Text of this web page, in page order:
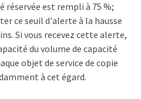
réservée est rempli à 75 %;
ce seuil d'alerte à la hausse
Si vous recevez cette alerte,
du volume de capacité
objet de service de copie
à cet égard.